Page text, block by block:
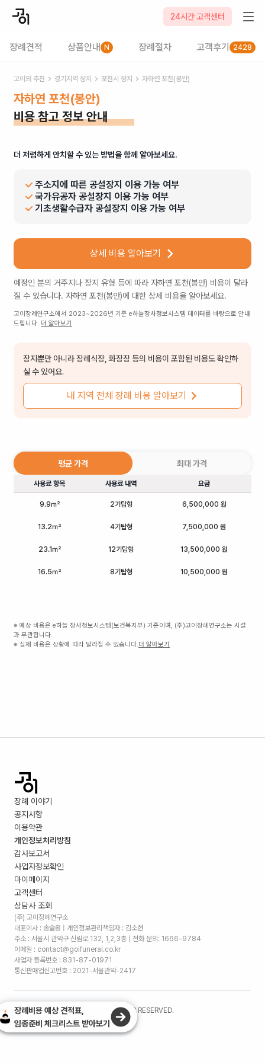
24시간 고객센터
장례견적 상품안내 N 장례절차 고객후기 2428
고이의 추천 경기 지역 장지 포천시 장지 자하연 포천(봉안)
자하연 포천(봉안)
비용 참고 정보 안내
더 저렴하게 안치할 수 있는 방법을 함께 알아보세요.
주소지에 따른 공설장지 이용 가능 여부
국가유공자 공설장지 이용 가능 여부
기초생활수급자 공설장지 이용 가능 여부
상세 비용 알아보기
예정인 분의 거주지나 장지 유형 등에 따라 자하연 포천(봉안) 비용이 달라
질 수 있습니다. 자하연 포천(봉안)에 대한 상세 비용을 알아보세요.
고이장례연구소에서 2023~2026년 기준 e하늘장사정보시스템 데이터를 바탕으로 안내
드립니다. 더 알아보기
장지뿐만 아니라 장례식장, 화장장 등의 비용이 포함된 비용도 확인하
실 수 있어요.
내 지역 전체 장례 비용 알아보기
평균 가격 최대 가격
사용료 항목 사용료 내역 요금
9.9㎡ 2기탑형 6,500,000 원
13.2㎡ 4기탑형 7,500,000 원
23.1㎡ 12기탑형 13,500,000 원
16.5㎡ 8기탑형 10,500,000 원
※ 예상 비용은 e하늘 장사정보시스템(보건복지부) 기준이며, (주)고이장례연구소는 시설
과 무관합니다.
※ 실제 비용은 상황에 따라 달라질 수 있습니다.더 알아보기
장례 이야기
공지사항
이용약관
개인정보처리방침
감사보고서
사업자정보확인
마이페이지
고객센터
상담사 조회
(주) 고이장례연구소
대표이사 : 송슬옹 | 개인정보관리책임자 : 김소현
주소 : 서울시 관악구 신림로 132, 1,2,3층 | 전화 문의: 1666-9784
이메일 : contact@goifuneral.co.kr
사업자 등록번호 : 831-87-01971
통신판매업신고번호 : 2021-서울관악-2417
©2026. (주)고이장례연구소 ALL RIGHTS RESERVED.
장례비용 예상 견적표,
임종준비 체크리스트 받아보기